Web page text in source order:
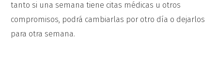
tanto si una semana tiene citas médicas u otros
compromisos, podrá cambiarlas por otro día o dejarlos
para otra semana.